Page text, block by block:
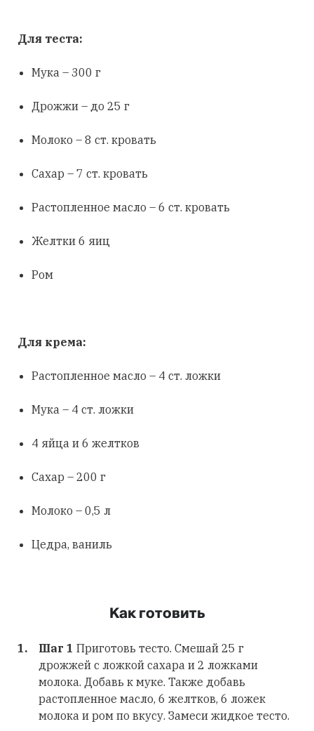
Для теста:
Мука – 300 г
Дрожжи – до 25 г
Молоко – 8 ст. кровать
Сахар – 7 ст. кровать
Растопленное масло – 6 ст. кровать
Желтки 6 яиц
Ром
Для крема:
Растопленное масло – 4 ст. ложки
Мука – 4 ст. ложки
4 яйца и 6 желтков
Сахар – 200 г
Молоко – 0,5 л
Цедра, ваниль
Как готовить
Шаг 1 Приготовь тесто. Смешай 25 г
дрожжей с ложкой сахара и 2 ложками
молока. Добавь к муке. Также добавь
растопленное масло, 6 желтков, 6 ложек
молока и ром по вкусу. Замеси жидкое тесто.